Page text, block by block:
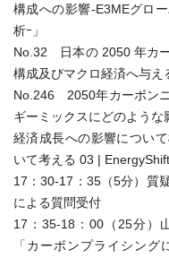
構成への影響-E3MEグロ
析ｰ」
No.32 日本の 2050 年カ
構成及びマクロ経済へ与え
No.246 2050年カーボン
ギーミックスにどのような
経済成長への影響につい
いて考える 03 |
17：30-17：35（5分）質
による質問受付
17：35-18：00（25分）
「カーボンプライシン